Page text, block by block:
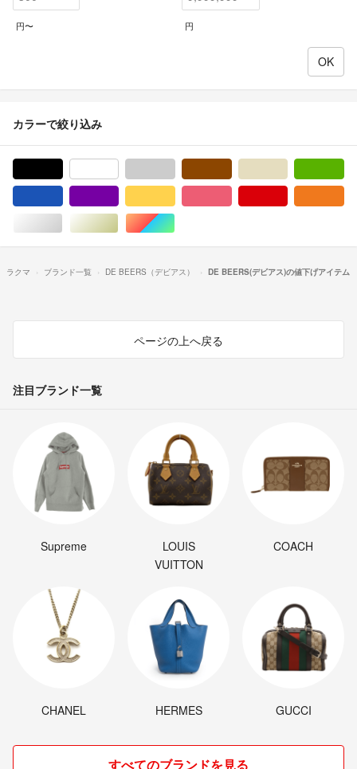
円〜 円
カラーで絞り込み
シルバー/銀色系ゴールド/金色系マルチカラー
ラクマ ブランド一覧 DE BEERS（デビアス） DE BEERS(デビアス)の値下げアイテム
ページの上へ戻る
注目ブランド一覧
Supreme
LOUIS
VUITTON
COACH
CHANEL HERMES GUCCI
すべてのブランドを見る